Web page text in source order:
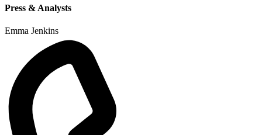
Press & Analysts
Emma Jenkins